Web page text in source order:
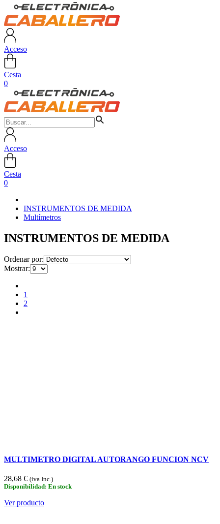
Acceso
Cesta
0
Acceso
Cesta
0
INSTRUMENTOS DE MEDIDA
Multímetros
INSTRUMENTOS DE MEDIDA
Ordenar por:
Mostrar:
1
2
MULTIMETRO DIGITAL AUTORANGO FUNCION NCV
28,68 € (iva Inc.)
Disponibilidad: En stock
Ver producto